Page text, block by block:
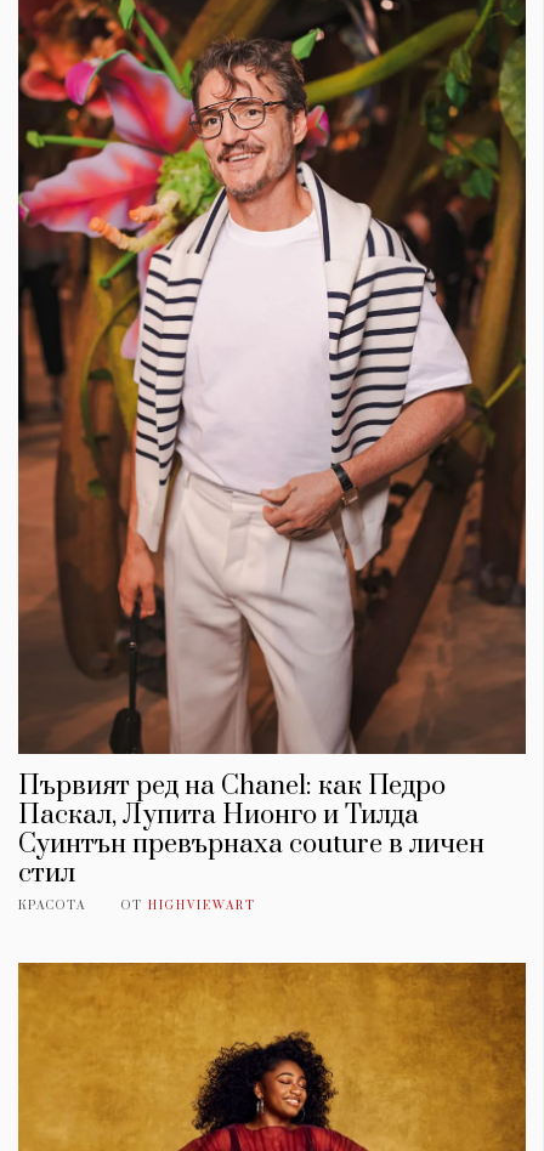
Първият ред на Chanel: как Педро
Паскал, Лупита Нионго и Тилда
Суинтън превърнаха couture в личен
стил
КРАСОТА ОТ HIGHVIEWART